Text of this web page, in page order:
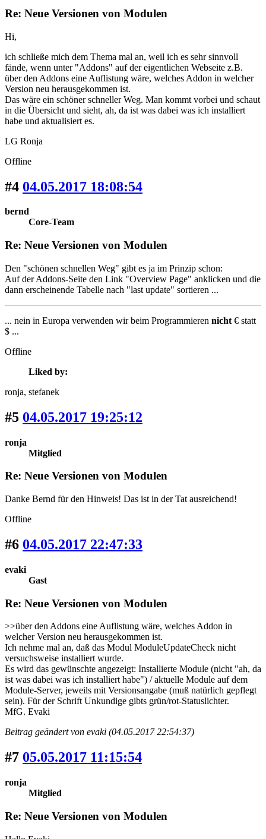
Re: Neue Versionen von Modulen
Hi,
ich schließe mich dem Thema mal an, weil ich es sehr sinnvoll
fände, wenn unter "Addons" auf der eigentlichen Webseite z.B.
über den Addons eine Auflistung wäre, welches Addon in welcher
Version neu herausgekommen ist.
Das wäre ein schöner schneller Weg. Man kommt vorbei und schaut
in die Übersicht und sieht, ah, da ist was dabei was ich installiert
habe und aktualisiert es.
LG Ronja
Offline
#4 04.05.2017 18:08:54
bernd
Core-Team
Re: Neue Versionen von Modulen
Den "schönen schnellen Weg" gibt es ja im Prinzip schon:
Auf der Addons-Seite den Link "Overview Page" anklicken und die
dann erscheinende Tabelle nach "last update" sortieren ...
... nein in Europa verwenden wir beim Programmieren nicht € statt
$ ...
Offline
Liked by:
ronja, stefanek
#5 04.05.2017 19:25:12
ronja
Mitglied
Re: Neue Versionen von Modulen
Danke Bernd für den Hinweis! Das ist in der Tat ausreichend!
Offline
#6 04.05.2017 22:47:33
evaki
Gast
Re: Neue Versionen von Modulen
>>über den Addons eine Auflistung wäre, welches Addon in
welcher Version neu herausgekommen ist.
Ich nehme mal an, daß das Modul ModuleUpdateCheck nicht
versuchsweise installiert wurde.
Es wird das gewünschte angezeigt: Installierte Module (nicht "ah, da
ist was dabei was ich installiert habe") / aktuelle Module auf dem
Module-Server, jeweils mit Versionsangabe (muß natürlich gepflegt
sein). Für der Schrift Unkundige gibts grün/rot-Statuslichter.
MfG. Evaki
Beitrag geändert von evaki (04.05.2017 22:54:37)
#7 05.05.2017 11:15:54
ronja
Mitglied
Re: Neue Versionen von Modulen